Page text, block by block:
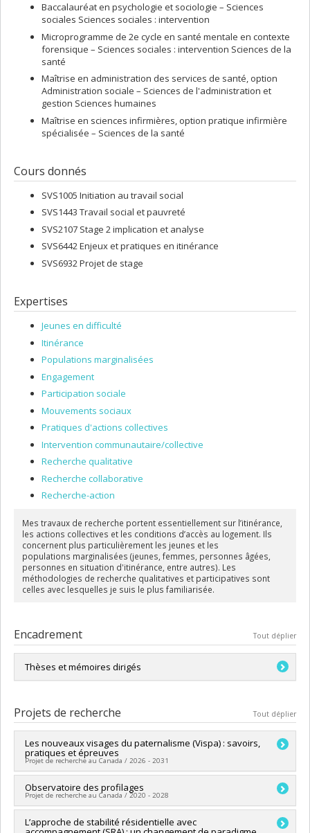
Baccalauréat en psychologie et sociologie – Sciences
sociales Sciences sociales : intervention
Microprogramme de 2e cycle en santé mentale en contexte
forensique – Sciences sociales : intervention Sciences de la
santé
Maîtrise en administration des services de santé, option
Administration sociale – Sciences de l'administration et
gestion Sciences humaines
Maîtrise en sciences infirmières, option pratique infirmière
spécialisée – Sciences de la santé
Cours donnés
SVS1005 Initiation au travail social
SVS1443 Travail social et pauvreté
SVS2107 Stage 2 implication et analyse
SVS6442 Enjeux et pratiques en itinérance
SVS6932 Projet de stage
Expertises
Jeunes en difficulté
Itinérance
Populations marginalisées
Engagement
Participation sociale
Mouvements sociaux
Pratiques d'actions collectives
Intervention communautaire/collective
Recherche qualitative
Recherche collaborative
Recherche-action
Mes travaux de recherche portent essentiellement sur l’itinérance,
les actions collectives et les conditions d’accès au logement. Ils
concernent plus particulièrement les jeunes et les
populations marginalisées (jeunes, femmes, personnes âgées,
personnes en situation d'itinérance, entre autres). Les
méthodologies de recherche qualitatives et participatives sont
celles avec lesquelles je suis le plus familiarisée.
Encadrement Tout déplier
Thèses et mémoires dirigés
mouvement du Hirak et les manifestations de l'engagement
des jeunes sur Internet.
Projets de recherche Tout déplier
Les nouveaux visages du paternalisme (Vispa) : savoirs,
pratiques et épreuves
Projet de recherche au Canada / 2026 - 2031
Chercheur principal :Nicolas Sallée
Co-chercheurs :Elisabeth Greissler
Dumollard,Pierre Pariseau-Legault,Mathilde Turcotte,
Guillaume Ouellet,Renaud Goyer, Anta Niang
Observatoire des profilages
Projet de recherche au Canada / 2020 - 2028
Chercheur principal : Céline Bellot (In memoriam)
L’approche de stabilité résidentielle avec